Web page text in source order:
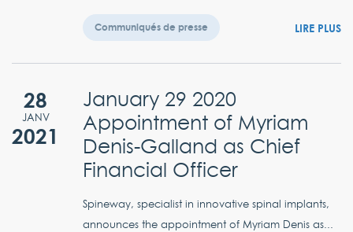
Communiqués de presse LIRE PLUS
28
JANV
2021
January 29 2020
Appointment of Myriam
Denis-Galland as Chief
Financial Officer
Spineway, specialist in innovative spinal implants,
announces the appointment of Myriam Denis as...